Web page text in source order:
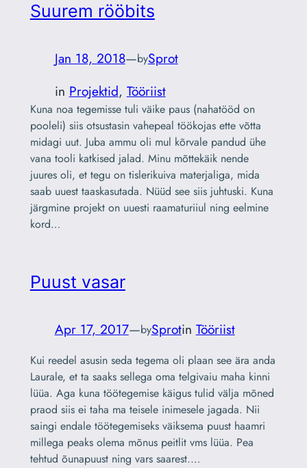
Suurem rööbits
Jan 18, 2018—bySprot
in Projektid, Tööriist
Kuna noa tegemisse tuli väike paus (nahatööd on
pooleli) siis otsustasin vahepeal töökojas ette võtta
midagi uut. Juba ammu oli mul kõrvale pandud ühe
vana tooli katkised jalad. Minu mõttekäik nende
juures oli, et tegu on tislerikuiva materjaliga, mida
saab uuest taaskasutada. Nüüd see siis juhtuski. Kuna
järgmine projekt on uuesti raamaturiiul ning eelmine
kord…
Puust vasar
Apr 17, 2017—bySprotin Tööriist
Kui reedel asusin seda tegema oli plaan see ära anda
Laurale, et ta saaks sellega oma telgivaiu maha kinni
lüüa. Aga kuna töötegemise käigus tulid välja mõned
praod siis ei taha ma teisele inimesele jagada. Nii
saingi endale töötegemiseks väiksema puust haamri
millega peaks olema mõnus peitlit vms lüüa. Pea
tehtud õunapuust ning vars saarest.…